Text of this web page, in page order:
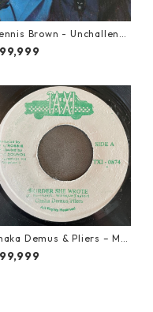
Brown - Unchalleng
【LP-70046】
Demus & Pliers – Mu
She Wrote【7-21777】